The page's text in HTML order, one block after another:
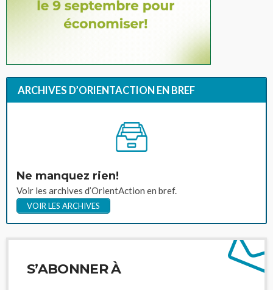
ARCHIVES D’ORIENTACTION EN BREF
Ne manquez rien!
Voir les archives d’OrientAction en bref.
VOIR LES ARCHIVES
S’ABONNER À